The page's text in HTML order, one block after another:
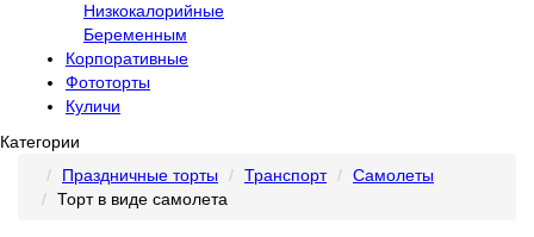
Низкокалорийные
Беременным
Корпоративные
Фототорты
Куличи
Категории
Праздничные торты
Транспорт
Самолеты
Торт в виде самолета